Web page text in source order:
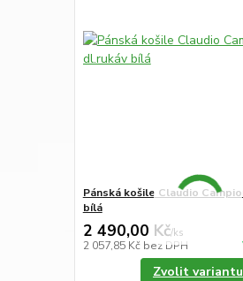
Pánská košile Claudio
bílá
2 490,00 Kč/ks
2 057,85 Kč bez DPH
Zvolit variantu